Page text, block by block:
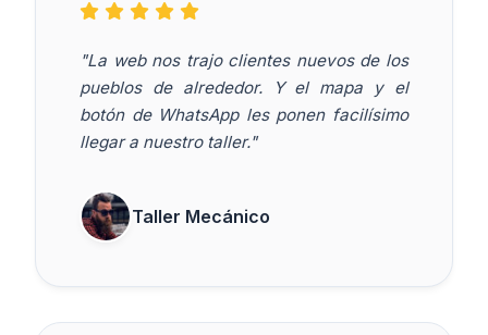
"La web nos trajo clientes nuevos de los
pueblos de alrededor. Y el mapa y el
botón de WhatsApp les ponen facilísimo
llegar a nuestro taller."
Taller Mecánico